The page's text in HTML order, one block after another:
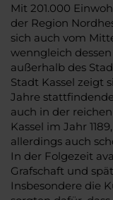
Mit 201.000
der Region
sich auch vom
wenngleich
außerhalb des
Stadt Kassel zeigt
Jahre
auch in der
Kassel im Jahr
allerdings auch
In der Folgezeit
Grafschaft und
Insbesondere die